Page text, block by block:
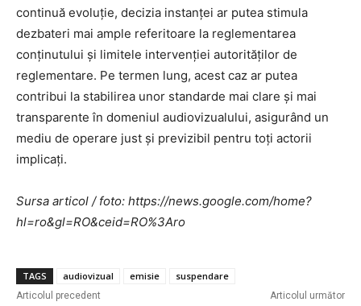
continuă evoluție, decizia instanței ar putea stimula
dezbateri mai ample referitoare la reglementarea
conținutului și limitele intervenției autorităților de
reglementare. Pe termen lung, acest caz ar putea
contribui la stabilirea unor standarde mai clare și mai
transparente în domeniul audiovizualului, asigurând un
mediu de operare just și previzibil pentru toți actorii
implicați.
Sursa articol / foto: https://news.google.com/home?
hl=ro&gl=RO&ceid=RO%3Aro
TAGS audiovizual emisie suspendare
Articolul precedent Articolul următor